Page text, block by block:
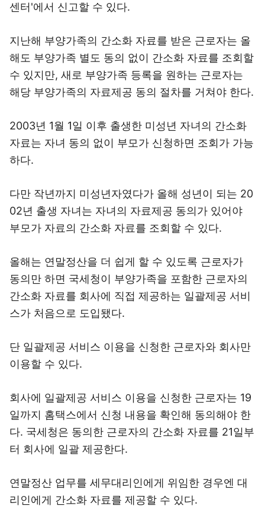
센터'에서 신고할 수 있다.
지난해 부양가족의 간소화 자료를 받은 근로자는 올
해도 부양가족 별도 동의 없이 간소화 자료를 조회할
수 있지만, 새로 부양가족 등록을 원하는 근로자는
해당 부양가족의 자료제공 동의 절차를 거쳐야 한다.
2003년 1월 1일 이후 출생한 미성년 자녀의 간소화
자료는 자녀 동의 없이 부모가 신청하면 조회가 가능
하다.
다만 작년까지 미성년자였다가 올해 성년이 되는 20
02년 출생 자녀는 자녀의 자료제공 동의가 있어야
부모가 자료의 간소화 자료를 조회할 수 있다.
올해는 연말정산을 더 쉽게 할 수 있도록 근로자가
동의만 하면 국세청이 부양가족을 포함한 근로자의
간소화 자료를 회사에 직접 제공하는 일괄제공 서비
스가 처음으로 도입됐다.
단 일괄제공 서비스 이용을 신청한 근로자와 회사만
이용할 수 있다.
회사에 일괄제공 서비스 이용을 신청한 근로자는 19
일까지 홈택스에서 신청 내용을 확인해 동의해야 한
다. 국세청은 동의한 근로자의 간소화 자료를 21일부
터 회사에 일괄 제공한다.
연말정산 업무를 세무대리인에게 위임한 경우엔 대
리인에게 간소화 자료를 제공할 수 있다.